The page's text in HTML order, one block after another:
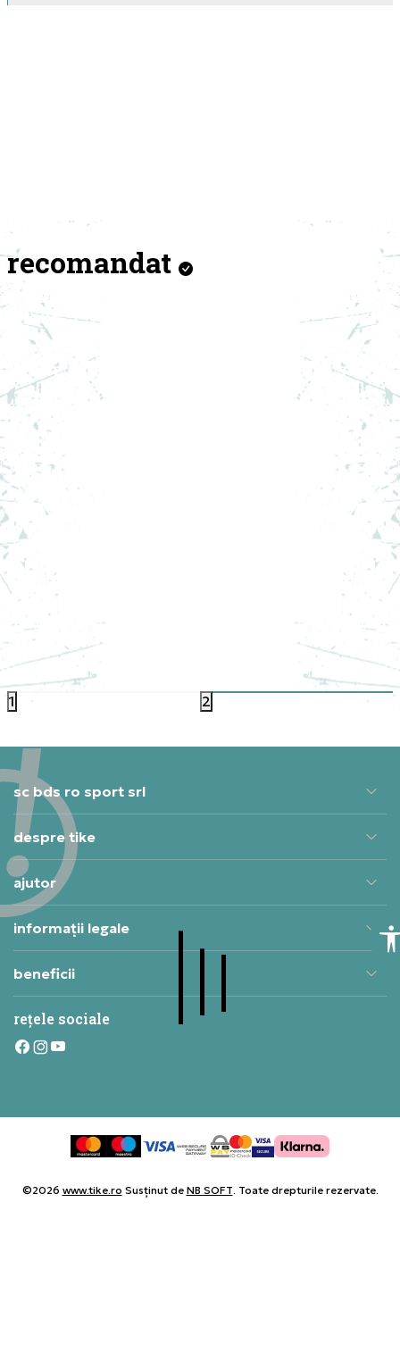
recomandat
CRATES
CREP PROTECT DIVERSE ECHIPAMENTE MARK-
PRET SPECIAL
79,99
1 2
sc bds ro sport srl
despre tike
ajutor
informații legale
beneficii
rețele sociale
©2026 www.tike.ro Susținut de NB SOFT. Toate drepturile rezervate.